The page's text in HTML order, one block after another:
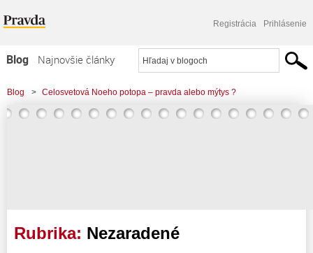
Registrácia Prihlásenie
Blog
Najnovšie články
Najčítanejšie články
Najkomentovanejšie články
Blog > Celosvetová Noeho potopa – pravda alebo mýtys ?
Rubrika: Nezaradené